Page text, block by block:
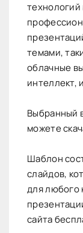
технологий
темами,
облачные
интеллект,
Выбранный
можете
Шаблон
слайдов,
для любого
сайта